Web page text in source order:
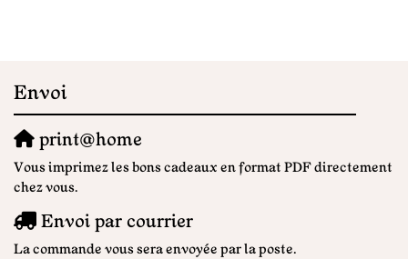
Envoi
print@home
Vous imprimez les bons cadeaux en format PDF directement
chez vous.
Envoi par courrier
La commande vous sera envoyée par la poste.